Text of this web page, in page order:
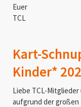
Euer
TCL
Kart-
Kinder*
Liebe TCL-
aufgrund der